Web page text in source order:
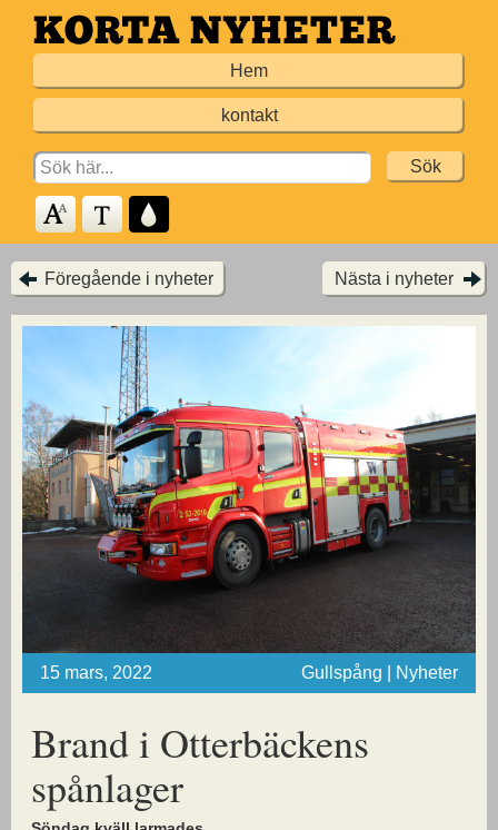
Hoppa
till
Hem
kontakt
Search
for:
Föregående i nyheter Nästa i nyheter
15 mars, 2022 Gullspång | Nyheter
Brand i Otterbäckens
spånlager